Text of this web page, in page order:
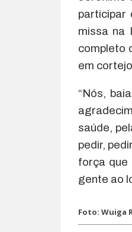
participar
missa na
completo
em
“Nós,
saúde,
pedir,
força que
gente ao
Foto: Wuiga